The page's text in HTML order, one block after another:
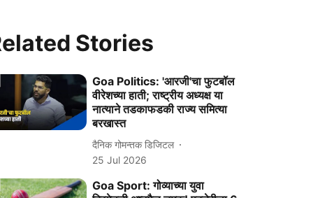
Stories
Goa Politics: 'आरजी'चा फुटबॉल
वीरेशच्या हाती; राष्ट्रीय अध्यक्ष या
नात्याने तडकाफडकी राज्य समित्या
बरखास्त
दैनिक गोमन्तक डिजिटल
25 Jul 2026
Goa Sport: गोव्याच्या युवा